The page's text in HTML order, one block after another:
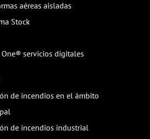
aéreas aisladas
Stock
servicios digitales
de incendios en el ámbito
de incendios industrial